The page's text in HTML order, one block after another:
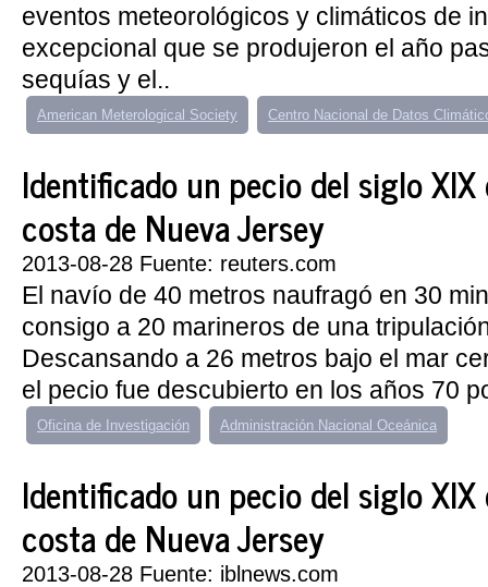
eventos meteorológicos y climáticos de
excepcional que se produjeron el año
sequías y el..
American Meterological Society Centro Nacional de Datos
Identificado un pecio del siglo
costa de Nueva Jersey
2013-08-28 Fuente: reuters.com
El navío de 40 metros naufragó en 30
consigo a 20 marineros de una
Descansando a 26 metros bajo el mar
el pecio fue descubierto en los años 70
Oficina de Investigación Administración Nacional Oceánica
Identificado un pecio del siglo
costa de Nueva Jersey
2013-08-28 Fuente: iblnews.com